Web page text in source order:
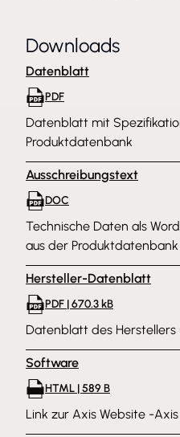
Downloads
Datenblatt
PDF
Datenblatt mit
Produktdatenbank
Ausschreibungstext
DOC
Technische Daten als
aus der Produktdatenbank
Hersteller-Datenblatt
PDF | 670.3 kB
Datenblatt des Herstellers
Software
HTML | 589 B
Link zur Axis Website -